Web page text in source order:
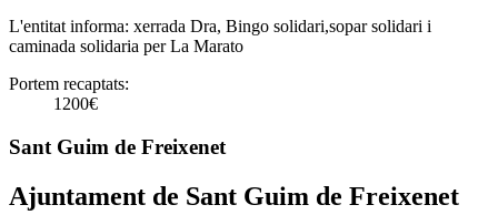
L'entitat informa: xerrada Dra, Bingo solidari,sopar solidari i
caminada solidaria per La Marato
Portem recaptats:
1200€
Sant Guim de Freixenet
Ajuntament de Sant Guim de Freixenet